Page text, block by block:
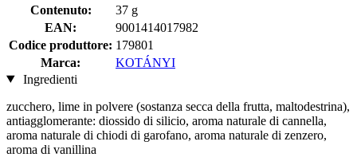
Contenuto:
37 g
EAN:
9001414017982
Codice produttore: 179801
Marca:
KOTÁNYI
Ingredienti
zucchero, lime in polvere (sostanza secca della frutta, maltodestrina),
antiagglomerante: diossido di silicio, aroma naturale di cannella,
aroma naturale di chiodi di garofano, aroma naturale di zenzero,
aroma di vanillina